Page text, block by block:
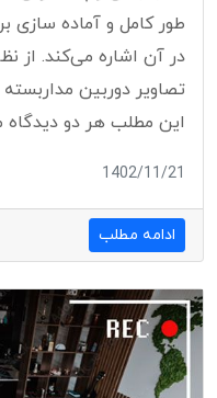
طور کامل و آماده سازی
در آن اشاره می‌کند. از
تصاویر دوربین
این مطلب هر دو دیدگاه
1402/11/21
ادامه مطلب